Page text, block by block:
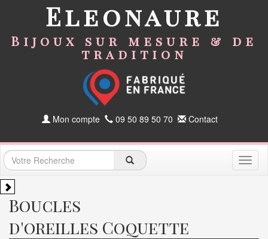
Eleonaure
Bijoux sur mesure & de
tradition
Mon compte 09 50 89 50 70 Contact
Boucles
d'oreilles Coquette